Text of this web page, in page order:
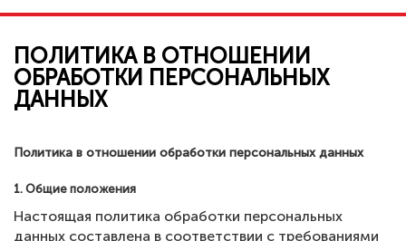
ДОП. УСЛУГИ
ПОДАРОЧНЫЙ СЕРТИФИКАТ
СТРАНЫ
ЧАВО
ПОЛИТИКА В ОТНОШЕНИИ
ОБРАБОТКИ ПЕРСОНАЛЬНЫХ
ДАННЫХ
Политика в отношении обработки персональных данных
1. Общие положения
Настоящая политика обработки персональных
данных составлена в соответствии с требованиями